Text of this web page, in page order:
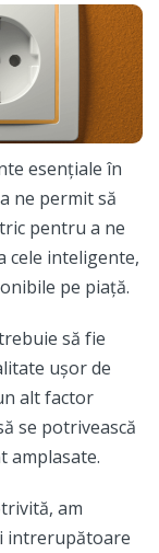
esențiale în
ne permit să
pentru a ne
cele inteligente,
pe piață.
să fie
ușor de
alt factor
se potrivească
amplasate.
am
intrerupătoare